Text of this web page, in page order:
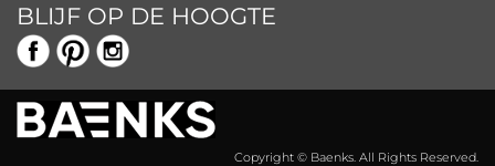
BLIJF OP DE HOOGTE
Copyright © Baenks. All Rights Reserved.